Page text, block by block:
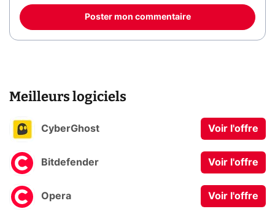
Poster mon commentaire
Meilleurs logiciels
CyberGhost Voir l'offre
Bitdefender Voir l'offre
Opera Voir l'offre